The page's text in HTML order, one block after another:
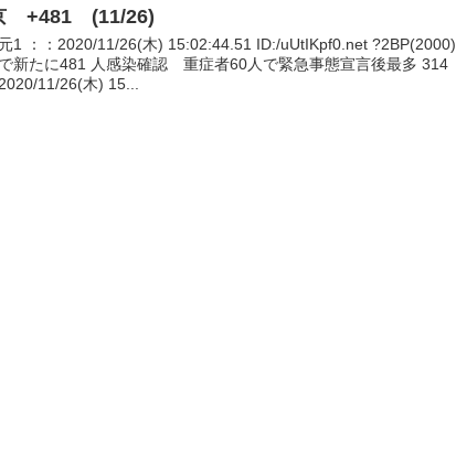
+481 (11/26)
1 ：：2020/11/26(木) 15:02:44.51 ID:/uUtIKpf0.net ?2BP(2000)
新たに481 人感染確認 重症者60人で緊急事態宣言後最多 314
11/26(木) 15...